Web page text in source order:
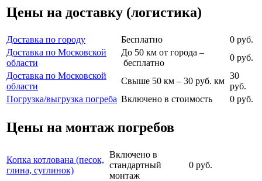
Цены на доставку (логистика)
Доставка по городу Бесплатно
0 руб.
Доставка по Московской
области
До 50 км от города –
бесплатно
0 руб.
Доставка по Московской
области
Свыше 50 км – 30 руб. км
30
руб.
Погрузка/выгрузка погреба Включено в стоимость 0 руб.
Цены на монтаж погребов
Копка котлована (песок,
глина, суглинок)
Включено в
стандартный
монтаж
0 руб.